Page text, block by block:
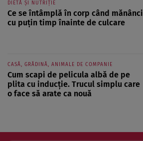
DIETĂ ȘI NUTRIȚIE
Ce se întâmplă în corp când mănânci
cu puțin timp înainte de culcare
CASĂ, GRĂDINĂ, ANIMALE DE COMPANIE
Cum scapi de pelicula albă de pe
plita cu inducție. Trucul simplu care
o face să arate ca nouă